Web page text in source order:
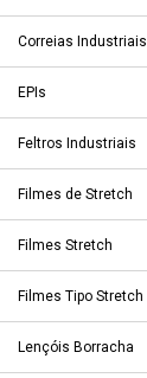
Correias Industriais
EPIs
Feltros Industriais
Filmes de Stretch
Filmes Stretch
Filmes Tipo Stretch
Lençóis Borracha